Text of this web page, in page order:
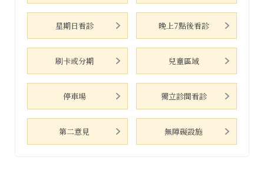
星期日看診 晚上7點後看診
刷卡或分期 兒童區域
停車場 獨立診間看診
第二意見 無障礙設施